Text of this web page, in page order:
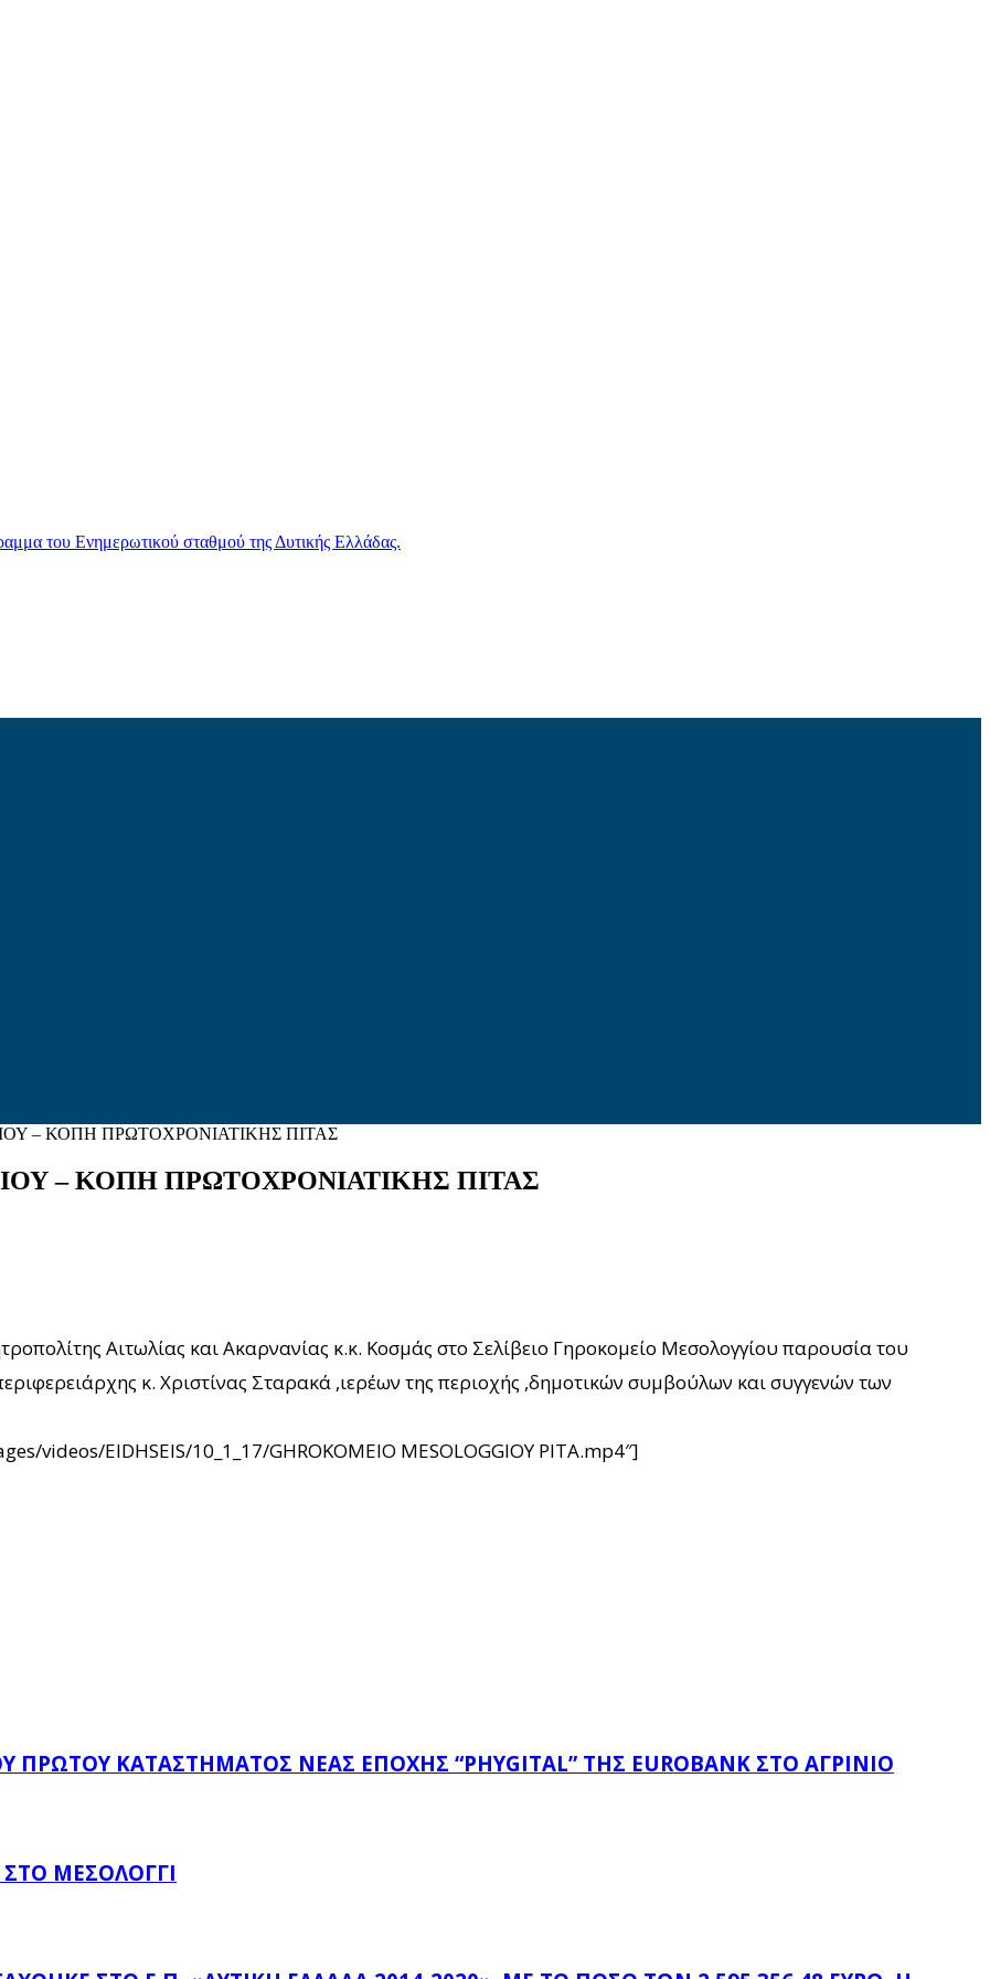
του Ενημερωτικού σταθμού της Δυτικής Ελλάδας.
– ΚΟΠΗ ΠΡΩΤΟΧΡΟΝΙΑΤΙΚΗΣ ΠΙΤΑΣ
– ΚΟΠΗ ΠΡΩΤΟΧΡΟΝΙΑΤΙΚΗΣ ΠΙΤΑΣ
Αιτωλίας και Ακαρνανίας κ.κ. Κοσμάς στο Σελίβειο Γηροκομείο Μεσολογγίου παρουσία του
κ. Χριστίνας Σταρακά ,ιερέων της περιοχής ,δημοτικών συμβούλων και συγγενών των
videos/EIDHSEIS/10_1_17/GHROKOMEIO MESOLOGGIOY PITA.mp4″]
ΠΡΏΤΟΥ ΚΑΤΑΣΤΉΜΑΤΟΣ ΝΈΑΣ ΕΠΟΧΉΣ “PHYGITAL” ΤΗΣ EUROBANK ΣΤΟ ΑΓΡΊΝΙΟ
ΜΕΣΟΛΌΓΓΙ